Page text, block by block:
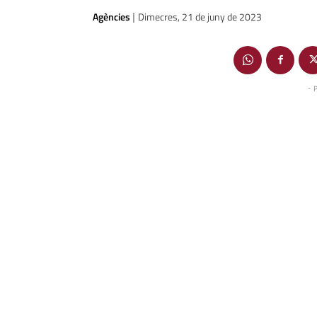
Agències | Dimecres, 21 de juny de 2023
-